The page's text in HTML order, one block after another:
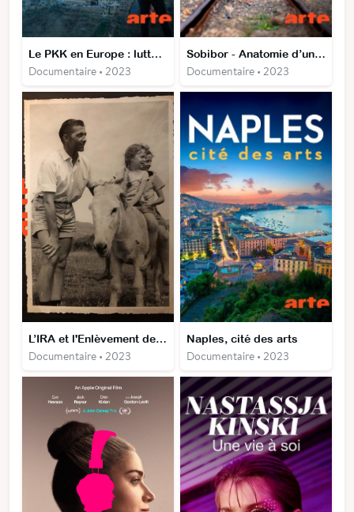
Le PKK en Europe : lutte armée ou terrorisme ?
Documentaire • 2023
Sobibor - Anatomie d’un camp dʹextermination
Documentaire • 2023
L’IRA et l'Enlèvement de Thomas Niedermayer
Documentaire • 2023
Naples, cité des arts
Documentaire • 2023